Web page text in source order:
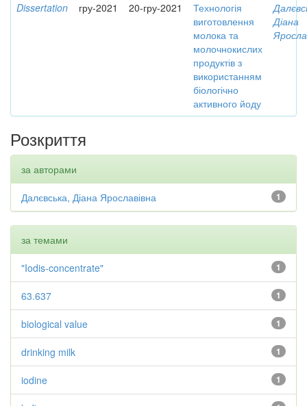
Dissertation гру-2021 20-гру-2021
Технологія
виготовлення
молока та
молочнокислих
продуктів з
використанням
біологічно
активного йоду
Діана
Розкриття
за авторами
1
Далєвська, Діана Ярославівна
за темами
1
"Iodis-concentrate"
1
63.637
1
biological value
1
drinking milk
1
iodine